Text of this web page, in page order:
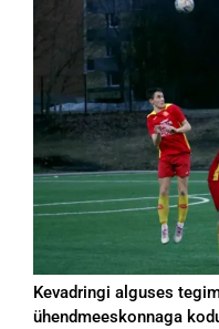
Kevadringi alguses
ühendmeeskonnaga